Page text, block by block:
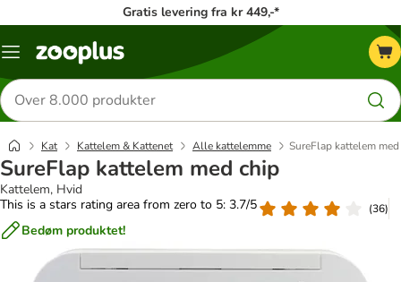
Gratis levering fra kr 449,-*
Menu
Søg
efter
produkter
Kat Kattelem & Kattenet Alle kattelemme SureFlap kattelem
SureFlap kattelem med chip
Kattelem, Hvid
This is a stars rating area from zero to 5: 3.7/5
(36)
Bedøm produktet!